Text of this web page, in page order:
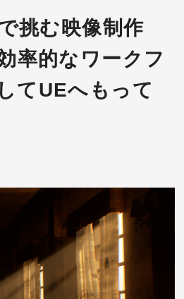
挑む映像制作
率的なワークフ
てUEへもって